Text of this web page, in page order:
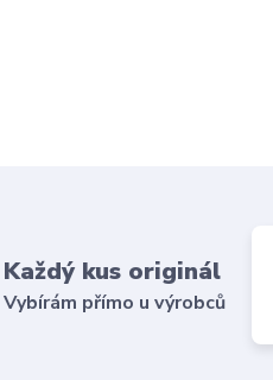
Každý kus originál
Vybírám přímo u výrobců